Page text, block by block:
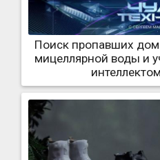
Поиск пропавших
мицеллярной воды и